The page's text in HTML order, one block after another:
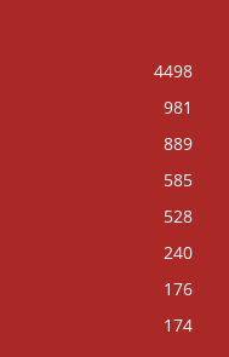
4498
981
889
585
528
240
176
174